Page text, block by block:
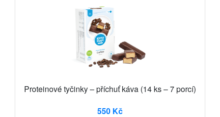
Proteinové tyčinky – příchuť káva (14 ks – 7 porcí)
550 Kč